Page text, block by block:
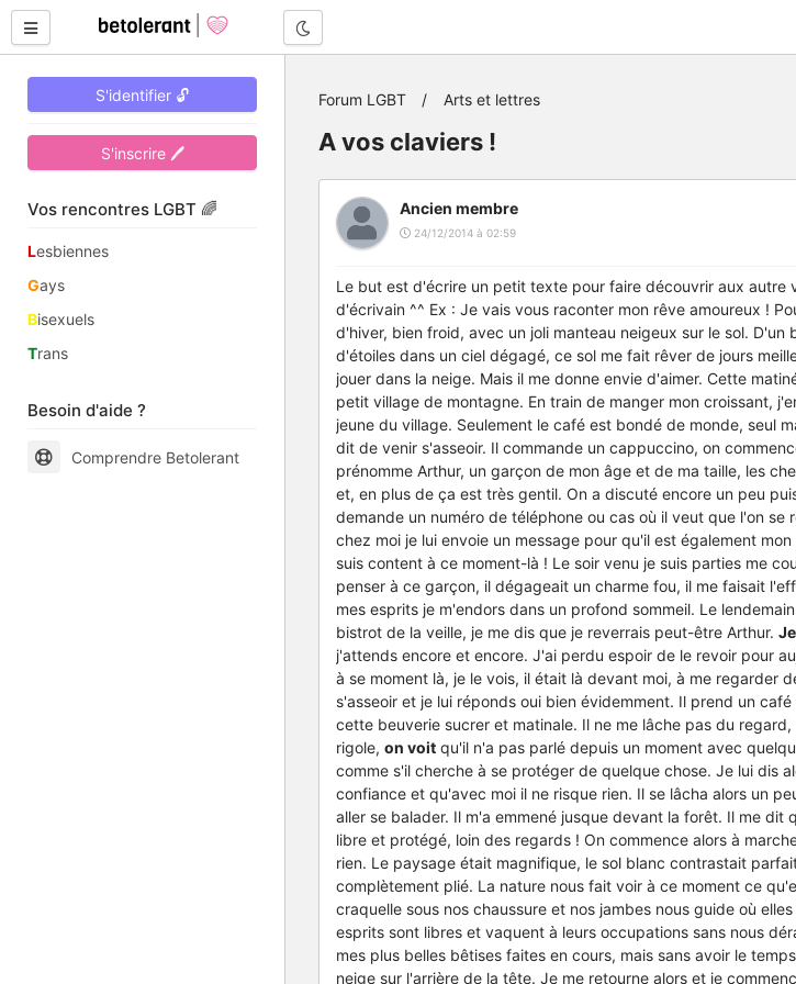
S'identifier 🔓
S'inscrire 🖊
Vos rencontres LGBT 🌈
Lesbiennes
Gays
Bisexuels
Trans
Besoin d'aide ?
Comprendre Betolerant
Forum LGBT Arts et lettres
A vos claviers !
Ancien membre
24/12/2014 à 02:59
Le but est d'écrire un petit texte pour faire découvrir aux autre
d'écrivain ^^ Ex : Je vais vous raconter mon rêve amoureux !
d'hiver, bien froid, avec un joli manteau neigeux sur le sol.
d'étoiles dans un ciel dégagé, ce sol me fait rêver de jours
jouer dans la neige. Mais il me donne envie d'aimer. Cette
petit village de montagne. En train de manger mon croissant,
jeune du village. Seulement le café est bondé de monde, seul
dit de venir s'asseoir. Il commande un cappuccino, on
prénomme Arthur, un garçon de mon âge et de ma taille, les
et, en plus de ça est très gentil. On a discuté encore un peu
demande un numéro de téléphone ou cas où il veut que l'on
chez moi je lui envoie un message pour qu'il est également
suis content à ce moment-là ! Le soir venu je suis parties me
penser à ce garçon, il dégageait un charme fou, il me faisait
mes esprits je m'endors dans un profond sommeil. Le
bistrot de la veille, je me dis que je reverrais peut-être Arthur.
j'attends encore et encore. J'ai perdu espoir de le revoir pour
à se moment là, je le vois, il était là devant moi, à me regarder
s'asseoir et je lui réponds oui bien évidemment. Il prend un
cette beuverie sucrer et matinale. Il ne me lâche pas du
rigole, on voit qu'il n'a pas parlé depuis un moment avec
comme s'il cherche à se protéger de quelque chose. Je lui dis
confiance et qu'avec moi il ne risque rien. Il se lâcha alors un
aller se balader. Il m'a emmené jusque devant la forêt. Il me dit
libre et protégé, loin des regards ! On commence alors à
rien. Le paysage était magnifique, le sol blanc contrastait
complètement plié. La nature nous fait voir à ce moment ce
craquelle sous nos chaussure et nos jambes nous guide où
esprits sont libres et vaquent à leurs occupations sans nous
mes plus belles bêtises faites en cours, mais sans avoir le
neige sur l'arrière de la tête. Je me retourne alors et je